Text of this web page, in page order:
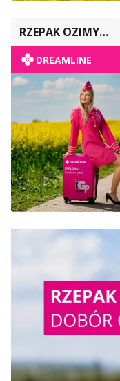
RZEPAK OZIMY
POPULACYJNY
DREAMLINE